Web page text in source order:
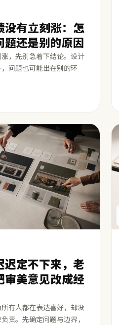
没有立刻涨：怎
还是别的原因
，先别急着下结论。设计
问题也可能出在别的环
迟定不下来，老
审美意见改成经
有人都在表达喜好，却没
责。先确定问题与边界，